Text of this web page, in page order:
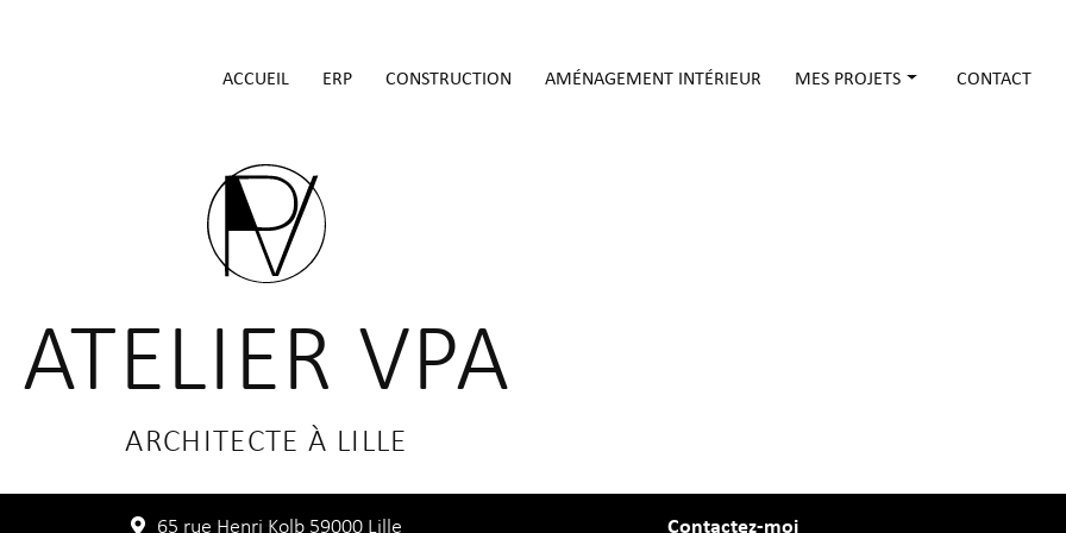
ACCUEIL ERP CONSTRUCTION AMÉNAGEMENT INTÉRIEUR MES PROJETS CONTACT
ATELIER VPA
ARCHITECTE À LILLE
65 rue Henri Kolb 59000 Lille Contactez-moi